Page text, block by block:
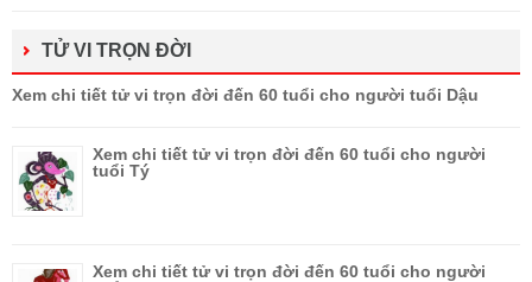
TỬ VI TRỌN ĐỜI
Xem chi tiết tử vi trọn đời đến 60 tuổi cho người tuổi Dậu
Xem chi tiết tử vi trọn đời đến 60 tuổi cho người
tuổi Tý
Xem chi tiết tử vi trọn đời đến 60 tuổi cho người